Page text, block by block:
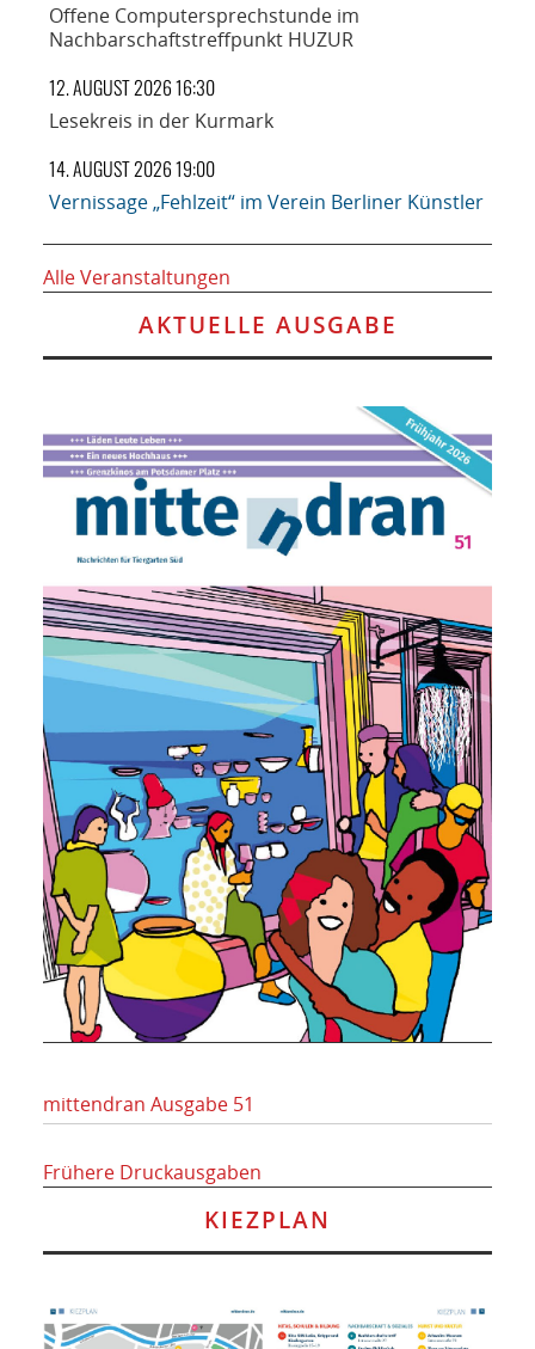
Offene Computersprechstunde im
Nachbarschaftstreffpunkt HUZUR
12. AUGUST 2026 16:30
Lesekreis in der Kurmark
14. AUGUST 2026 19:00
Vernissage „Fehlzeit“ im Verein Berliner Künstler
Alle Veranstaltungen
AKTUELLE AUSGABE
mittendran Ausgabe 51
Frühere Druckausgaben
KIEZPLAN